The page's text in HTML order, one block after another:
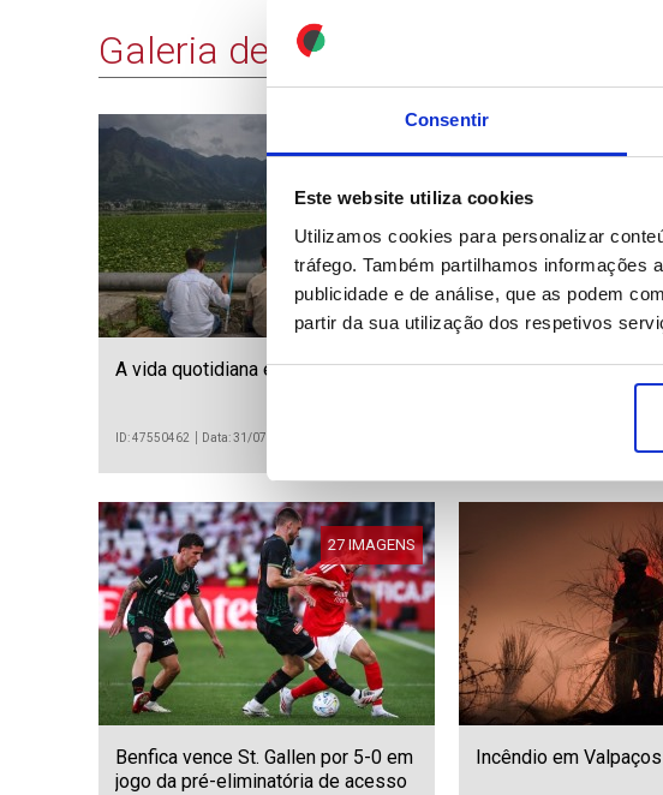
Consentir
Este website utiliza cookies
Utilizamos cookies para personalizar
tráfego. Também partilhamos
publicidade e de análise, que as podem
partir da sua utilização dos respetivos
Galeria de Imagens
13 IMAGENS
A vida quotidiana em Srinagar
ID: 47550462 Data: 31/07/2026 22:33
Mais de 40.000
ilegalmente em Ceuta
27 IMAGENS
Benfica vence St. Gallen por 5-0 em
jogo da pré-eliminatória de acesso
Incêndio em Valpaços